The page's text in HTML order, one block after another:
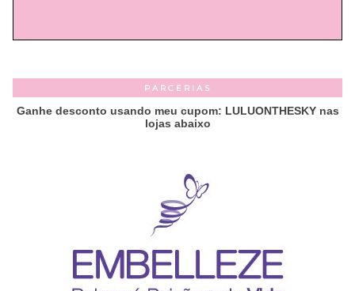
PARCERIAS
Ganhe desconto usando meu cupom: LULUONTHESKY nas
lojas abaixo